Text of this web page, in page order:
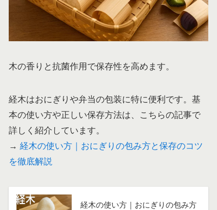
木の香りと抗菌作用で保存性を高めます。
経木はおにぎりや弁当の包装に特に便利です。基
本の使い方や正しい保存方法は、こちらの記事で
詳しく紹介しています。
→ 経木の使い方｜おにぎりの包み方と保存のコツ
を徹底解説
経木の使い方｜おにぎりの包み方